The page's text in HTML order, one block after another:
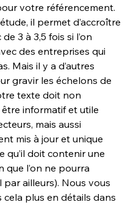
votre référencement.
il permet d’accroître
3 à 3,5 fois si l’on
des entreprises qui
Mais il y a d’autres
gravir les échelons de
texte doit non
informatif et utile
mais aussi
mis à jour et unique
qu’il doit contenir une
que l’on ne pourra
ailleurs). Nous vous
cela plus en détails dans